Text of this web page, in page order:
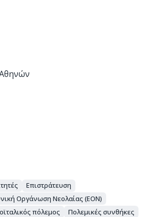
Επιστράτευση
Οργάνωση Νεολαίας (ΕΟΝ)
πόλεμος
Πολεμικές συνθήκες